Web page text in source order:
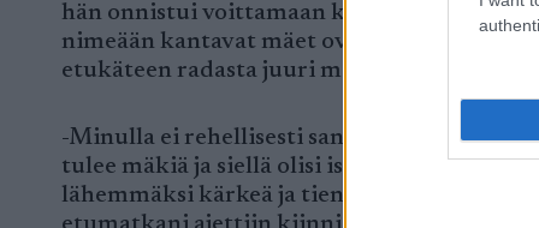
hän onnistui voittamaan kisan
nimeään kantavat mäet ovat yhä näkyvä
etukäteen radasta juuri mitään.
-Minulla ei rehellisesti sanottuna ollut
tulee mäkiä ja siellä olisi iskuni paikka.
lähemmäksi kärkeä ja tien alituksen